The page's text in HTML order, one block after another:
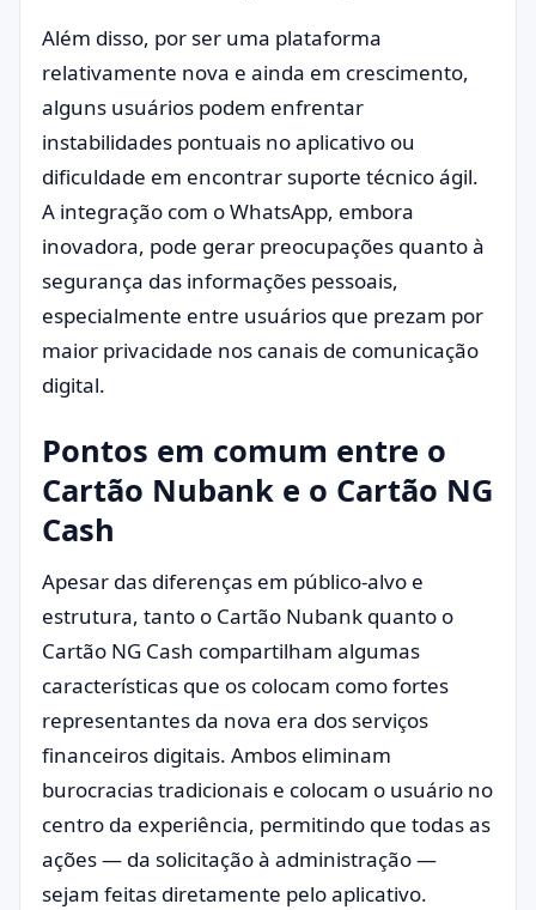
Além disso, por ser uma plataforma
relativamente nova e ainda em crescimento,
alguns usuários podem enfrentar
instabilidades pontuais no aplicativo ou
dificuldade em encontrar suporte técnico ágil.
A integração com o WhatsApp, embora
inovadora, pode gerar preocupações quanto à
segurança das informações pessoais,
especialmente entre usuários que prezam por
maior privacidade nos canais de comunicação
digital.
Pontos em comum entre o
Cartão Nubank e o Cartão NG
Cash
Apesar das diferenças em público-alvo e
estrutura, tanto o Cartão Nubank quanto o
Cartão NG Cash compartilham algumas
características que os colocam como fortes
representantes da nova era dos serviços
financeiros digitais. Ambos eliminam
burocracias tradicionais e colocam o usuário no
centro da experiência, permitindo que todas as
ações — da solicitação à administração —
sejam feitas diretamente pelo aplicativo.